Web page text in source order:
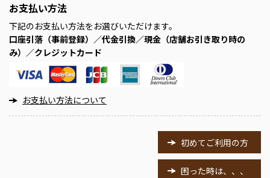
お支払い方法
下記のお支払い方法をお選びいただけます。
口座引落（事前登録）／代金引換／現金（店舗お引き取り時の
み）／クレジットカード
お支払い方法について
初めてご利用の方
困った時は、、、